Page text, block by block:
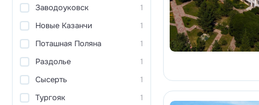
Заводоуковск
1
Новые Казанчи
1
Поташная Поляна
1
Раздолье
1
Сысерть
1
Тургояк
1